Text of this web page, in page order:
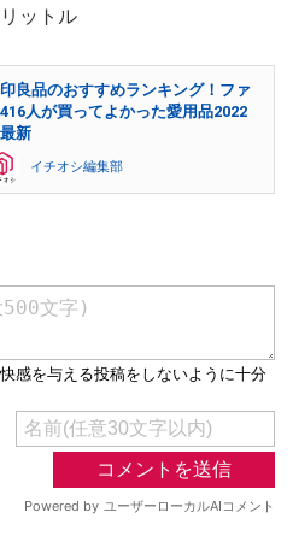
ットル
良品のおすすめランキング！ファ
人が買ってよかった愛用品2022
新
イチオシ編集部